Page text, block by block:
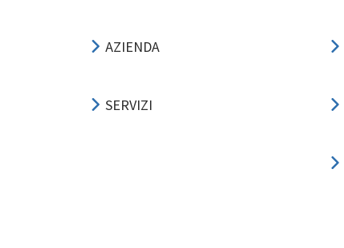
AZIENDA
SERVIZI